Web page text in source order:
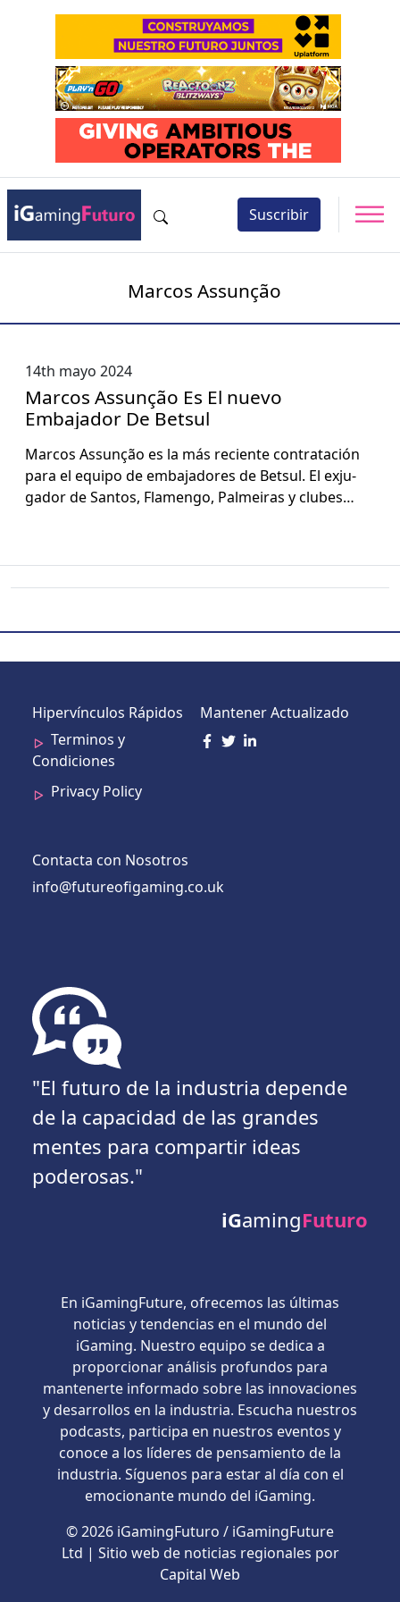
Suscribir
Marcos Assunção
14th mayo 2024
Marcos Assunção Es El nuevo
Embajador De Betsul
Mar­cos Assunção es la más reciente con­trat­ación
para el equipo de emba­jadores de Bet­sul. El exju­
gador de San­tos, Fla­men­go, Palmeiras y clubes…
Hipervínculos Rápidos
Terminos y
Condiciones
Privacy Policy
Mantener Actualizado
Contacta con Nosotros
info@futureofigaming.co.uk
"El futuro de la industria depende
de la capacidad de las grandes
mentes para compartir ideas
poderosas."
iGamingFuturo
En iGamingFuture, ofrecemos las últimas
noticias y tendencias en el mundo del
iGaming. Nuestro equipo se dedica a
proporcionar análisis profundos para
mantenerte informado sobre las innovaciones
y desarrollos en la industria. Escucha nuestros
podcasts, participa en nuestros eventos y
conoce a los líderes de pensamiento de la
industria. Síguenos para estar al día con el
emocionante mundo del iGaming.
© 2026 iGamingFuturo / iGamingFuture
Ltd | Sitio web de noticias regionales por
Capital Web